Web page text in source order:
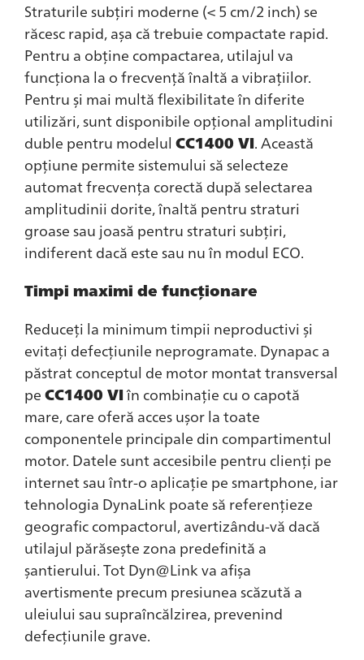
Straturile subțiri moderne (< 5 cm/2 inch) se
răcesc rapid, așa că trebuie compactate rapid.
Pentru a obține compactarea, utilajul va
funcționa la o frecvență înaltă a vibrațiilor.
Pentru și mai multă flexibilitate în diferite
utilizări, sunt disponibile opțional amplitudini
duble pentru modelul CC1400 VI. Această
opțiune permite sistemului să selecteze
automat frecvența corectă după selectarea
amplitudinii dorite, înaltă pentru straturi
groase sau joasă pentru straturi subțiri,
indiferent dacă este sau nu în modul ECO.
Timpi maximi de funcționare
Reduceți la minimum timpii neproductivi și
evitați defecțiunile neprogramate. Dynapac a
păstrat conceptul de motor montat transversal
pe CC1400 VIîn combinație cu o capotă
mare, care oferă acces ușor la toate
componentele principale din compartimentul
motor. Datele sunt accesibile pentru clienți pe
internet sau într-o aplicație pe smartphone, iar
tehnologia DynaLink poate să referențieze
geografic compactorul, avertizându-vă dacă
utilajul părăsește zona predefinită a
șantierului. Tot Dyn@Link va afișa
avertismente precum presiunea scăzută a
uleiului sau supraîncălzirea, prevenind
defecțiunile grave.